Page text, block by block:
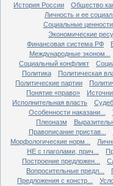
История России
Общество
Личность и ее
Социальные ценности
Экономические
Финансовая система РФ
Международные эконом...
Социальный конфликт
Политика
Политическая
Политические партии
Понятие «право»
Исполнительная власть
Особенности наказани...
Плеоназм
Правописание пристав...
Морфологические норм...
НЕ с глаголами, прич...
Построение предложен...
Вопросительные предл...
Предложения с констр...